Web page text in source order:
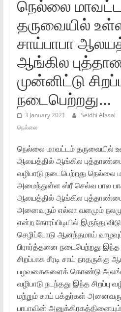
நெல்லை
தருவையில்
சாய்பாபா
ஆங்கில
முன்னிட்டு
நடைபெற்றது…
3 January 2021 Seidhi Alasal
நெல்லை
நெல்லை மாவட்டம் தருவையில்
ஆலயத்தில் ஆங்கில புத்தாண்டை
வழிபாடு நடைபெற்றது நெல்லை
அமைந்துள்ள ஸ்ரீ செல்வ பால
ஆலயத்தில் ஆங்கில
அனைவரும் எல்லா வளமும்
என்ற கோரப்பிடியில் இருந்து
செழிப்போடு ஆனந்தமாய் வாழவும்
பிரார்த்தனை நடைபெற்றது இந்த
சிறப்பாக சீரடி சாய் நாதருக்கு
பழவகைகளைக் கொண்டு
வழிபாடு நடந்தது இந்த சிறப்பு
மற்றும் சாய் பக்தர்கள்
பாபாவின்